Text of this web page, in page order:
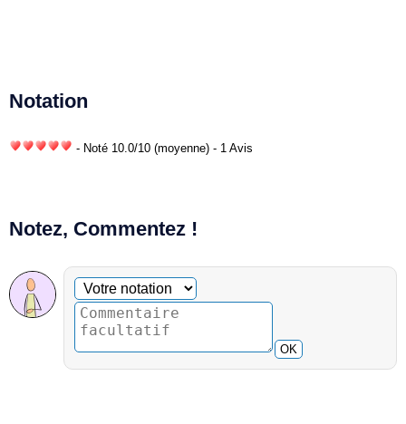
Notation
- Noté 10.0/10 (moyenne) - 1 Avis
Notez, Commentez !
Commentaire facultatif
Votre notation
OK